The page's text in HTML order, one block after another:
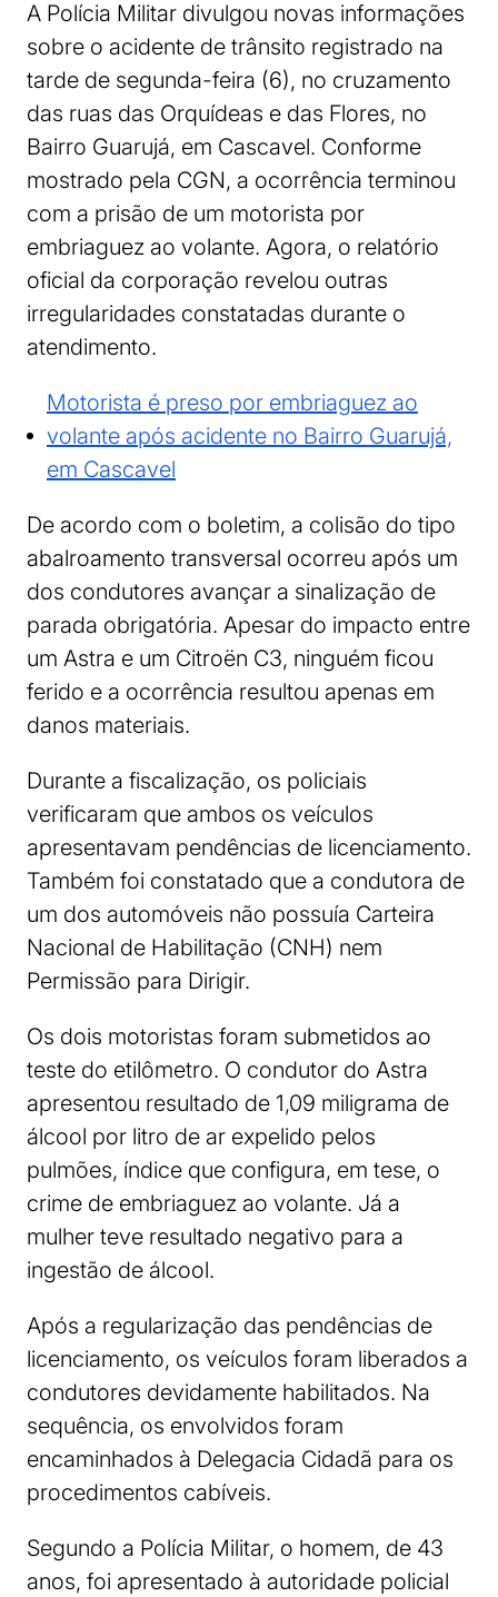
A Polícia Militar divulgou novas informações
sobre o acidente de trânsito registrado na
tarde de segunda-feira (6), no cruzamento
das ruas das Orquídeas e das Flores, no
Bairro Guarujá, em Cascavel. Conforme
mostrado pela CGN, a ocorrência terminou
com a prisão de um motorista por
embriaguez ao volante. Agora, o relatório
oficial da corporação revelou outras
irregularidades constatadas durante o
atendimento.
Motorista é preso por embriaguez ao
volante após acidente no Bairro Guarujá,
em Cascavel
De acordo com o boletim, a colisão do tipo
abalroamento transversal ocorreu após um
dos condutores avançar a sinalização de
parada obrigatória. Apesar do impacto entre
um Astra e um Citroën C3, ninguém ficou
ferido e a ocorrência resultou apenas em
danos materiais.
Durante a fiscalização, os policiais
verificaram que ambos os veículos
apresentavam pendências de licenciamento.
Também foi constatado que a condutora de
um dos automóveis não possuía Carteira
Nacional de Habilitação (CNH) nem
Permissão para Dirigir.
Os dois motoristas foram submetidos ao
teste do etilômetro. O condutor do Astra
apresentou resultado de 1,09 miligrama de
álcool por litro de ar expelido pelos
pulmões, índice que configura, em tese, o
crime de embriaguez ao volante. Já a
mulher teve resultado negativo para a
ingestão de álcool.
Após a regularização das pendências de
licenciamento, os veículos foram liberados a
condutores devidamente habilitados. Na
sequência, os envolvidos foram
encaminhados à Delegacia Cidadã para os
procedimentos cabíveis.
Segundo a Polícia Militar, o homem, de 43
anos, foi apresentado à autoridade policial